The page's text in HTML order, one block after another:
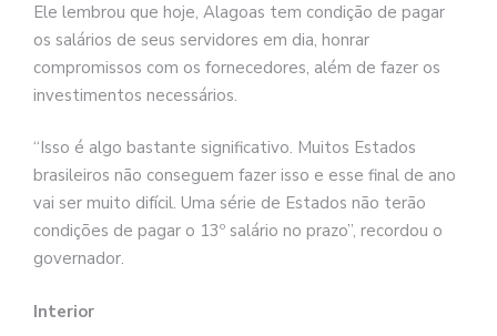
Ele lembrou que hoje, Alagoas tem condição de pagar
os salários de seus servidores em dia, honrar
compromissos com os fornecedores, além de fazer os
investimentos necessários.
“Isso é algo bastante significativo. Muitos Estados
brasileiros não conseguem fazer isso e esse final de ano
vai ser muito difícil. Uma série de Estados não terão
condições de pagar o 13º salário no prazo”, recordou o
governador.
Interior